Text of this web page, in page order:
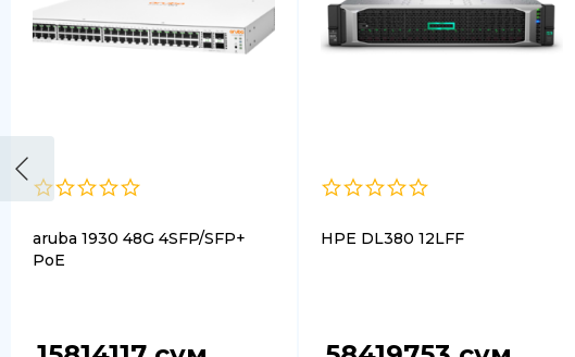
aruba 1930 48G 4SFP/SFP+
PoE
HPE DL380 12LFF